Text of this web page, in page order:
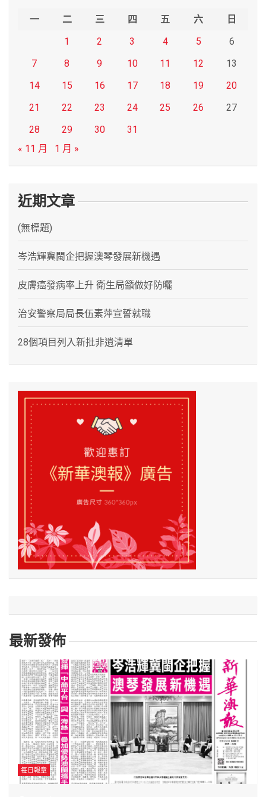
一 二 三 四 五 六
日
1
2 3 4 5
6
7
8 9 10 11 12
13
14
15 16 17 18 19
20
21
22 23 24 25 26
27
28
29 30
31
« 11 月
1 月 »
近期文章
(無標題)
岑浩輝冀閩企把握澳琴發展新機遇
皮膚癌發病率上升 衛生局籲做好防曬
治安警察局局長伍素萍宣誓就職
28個項目列入新批非遺清單
最新發佈
每日報章